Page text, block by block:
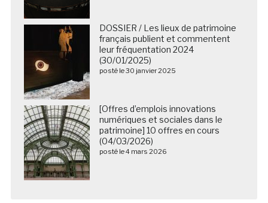
DOSSIER / Les lieux de patrimoine
français publient et commentent
leur fréquentation 2024
(30/01/2025)
posté le 30 janvier 2025
[Offres d’emplois innovations
numériques et sociales dans le
patrimoine] 10 offres en cours
(04/03/2026)
posté le 4 mars 2026